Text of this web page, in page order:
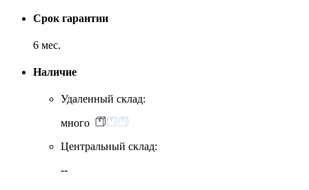
Срок гарантии
6 мес.
Наличие
Удаленный склад:
много
Центральный склад:
--